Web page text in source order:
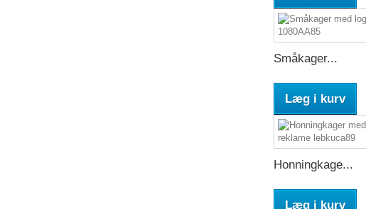
Småkager...
Læg i kurv
Honningkage...
Læg i kurv